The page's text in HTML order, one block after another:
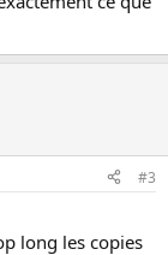
#3
long les copies